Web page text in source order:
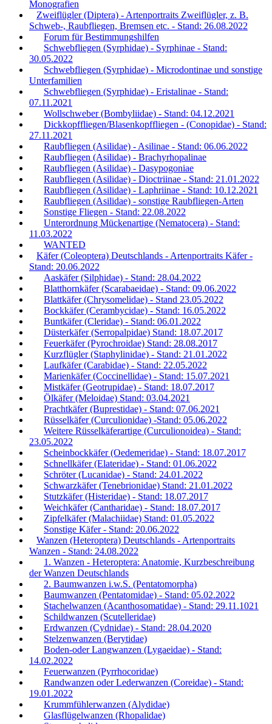
Monografien
Zweiflügler (Diptera) - Artenportraits Zweiflügler, z. B.
Schweb-, Raubfliegen, Bremsen etc. - Stand: 26.08.2022
Forum für Bestimmungshilfen
Schwebfliegen (Syrphidae) - Syrphinae - Stand:
30.05.2022
Schwebfliegen (Syrphidae) - Microdontinae und sonstige
Unterfamilien
Schwebfliegen (Syrphidae) - Eristalinae - Stand:
07.11.2021
Wollschweber (Bombyliidae) - Stand: 04.12.2021
Dickkopffliegen/Blasenkopffliegen - (Conopidae) - Stand:
27.11.2021
Raubfliegen (Asilidae) - Asilinae - Stand: 06.06.2022
Raubfliegen (Asilidae) - Brachyrhopalinae
Raubfliegen (Asilidae) - Dasypogoniae
Raubfliegen (Asilidae) - Dioctriinae - Stand: 21.01.2022
Raubfliegen (Asilidae) - Laphriinae - Stand: 10.12.2021
Raubfliegen (Asilidae) - sonstige Raubfliegen-Arten
Sonstige Fliegen - Stand: 22.08.2022
Unterordnung Mückenartige (Nematocera) - Stand:
11.03.2022
WANTED
Käfer (Coleoptera) Deutschlands - Artenportraits Käfer -
Stand: 20.06.2022
Aaskäfer (Silphidae) - Stand: 28.04.2022
Blatthornkäfer (Scarabaeidae) - Stand: 09.06.2022
Blattkäfer (Chrysomelidae) - Stand 23.05.2022
Bockkäfer (Cerambycidae) - Stand: 16.05.2022
Buntkäfer (Cleridae) - Stand: 06.01.2022
Düsterkäfer (Serropalpidae) Stand: 18.07.2017
Feuerkäfer (Pyrochroidae) Stand: 28.08.2017
Kurzflügler (Staphylinidae) - Stand: 21.01.2022
Laufkäfer (Carabidae) - Stand: 22.05.2022
Marienkäfer (Coccinellidae) - Stand: 15.07.2021
Mistkäfer (Geotrupidae) - Stand: 18.07.2017
Ölkäfer (Meloidae) Stand: 03.04.2021
Prachtkäfer (Buprestidae) - Stand: 07.06.2021
Rüsselkäfer (Curculionidae) -Stand: 05.06.2022
Weitere Rüsselkäferartige (Curculionoidea) - Stand:
23.05.2022
Scheinbockkäfer (Oedemeridae) - Stand: 18.07.2017
Schnellkäfer (Elateridae) - Stand: 01.06.2022
Schröter (Lucanidae) - Stand: 24.01.2022
Schwarzkäfer (Tenebrionidae) Stand: 21.01.2022
Stutzkäfer (Histeridae) - Stand: 18.07.2017
Weichkäfer (Cantharidae) - Stand: 18.07.2017
Zipfelkäfer (Malachiidae) Stand: 01.05.2022
Sonstige Käfer - Stand: 20.06.2022
Wanzen (Heteroptera) Deutschlands - Artenportraits
Wanzen - Stand: 24.08.2022
1. Wanzen - Heteroptera: Anatomie, Kurzbeschreibung
der Wanzen Deutschlands
2. Baumwanzen i.w.S. (Pentatomorpha)
Baumwanzen (Pentatomidae) - Stand: 05.02.2022
Stachelwanzen (Acanthosomatidae) - Stand: 29.11.1021
Schildwanzen (Scutelleridae)
Erdwanzen (Cydnidae) - Stand: 28.04.2020
Stelzenwanzen (Berytidae)
Boden-oder Langwanzen (Lygaeidae) - Stand:
14.02.2022
Feuerwanzen (Pyrrhocoridae)
Randwanzen oder Lederwanzen (Coreidae) - Stand:
19.01.2022
Krummfühlerwanzen (Alydidae)
Glasflügelwanzen (Rhopalidae)